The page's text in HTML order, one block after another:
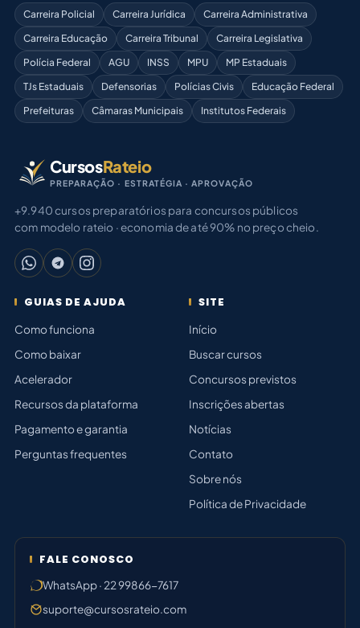
Carreira Policial Carreira Jurídica
Carreira Administrativa
Carreira Educação
Carreira Tribunal
Carreira Legislativa
Polícia Federal
AGU INSS MPU
MP Estaduais
TJs Estaduais
Defensorias Polícias Civis
Educação Federal
Prefeituras
Câmaras Municipais Institutos Federais
CursosRateio
PREPARAÇÃO · ESTRATÉGIA · APROVAÇÃO
+9.940 cursos preparatórios para concursos públicos
com modelo rateio · economia de até 90% no preço cheio.
GUIAS DE AJUDA
Como funciona
Como baixar
Acelerador
Recursos da plataforma
Pagamento e garantia
Perguntas frequentes
SITE
Início
Buscar cursos
Concursos previstos
Inscrições abertas
Notícias
Contato
Sobre nós
Política de Privacidade
FALE CONOSCO
WhatsApp · 22 99866-7617
suporte@cursosrateio.com